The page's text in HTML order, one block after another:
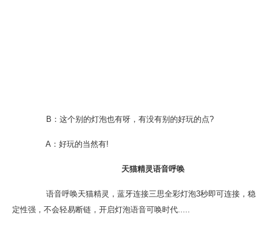
B：这个别的灯泡也有呀，有没有别的好玩的点?
A：好玩的当然有!
天猫精灵语音呼唤
语音呼唤天猫精灵，蓝牙连接三思全彩灯泡3秒即可连接，稳
定性强，不会轻易断链，开启灯泡语音可唤时代.....